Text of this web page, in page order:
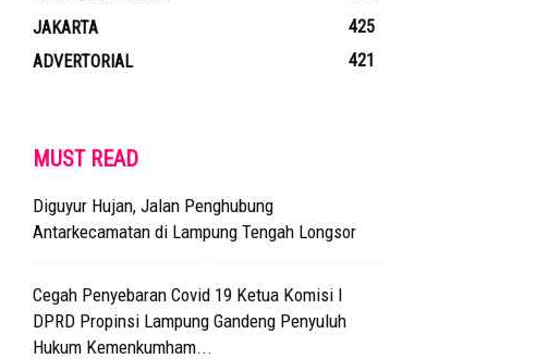
JAKARTA
425
ADVERTORIAL
421
MUST READ
Diguyur Hujan, Jalan Penghubung
Antarkecamatan di Lampung Tengah Longsor
Cegah Penyebaran Covid 19 Ketua Komisi I
DPRD Propinsi Lampung Gandeng Penyuluh
Hukum Kemenkumham...